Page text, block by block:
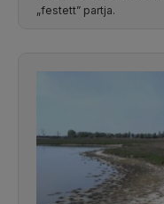
„festett” partja.